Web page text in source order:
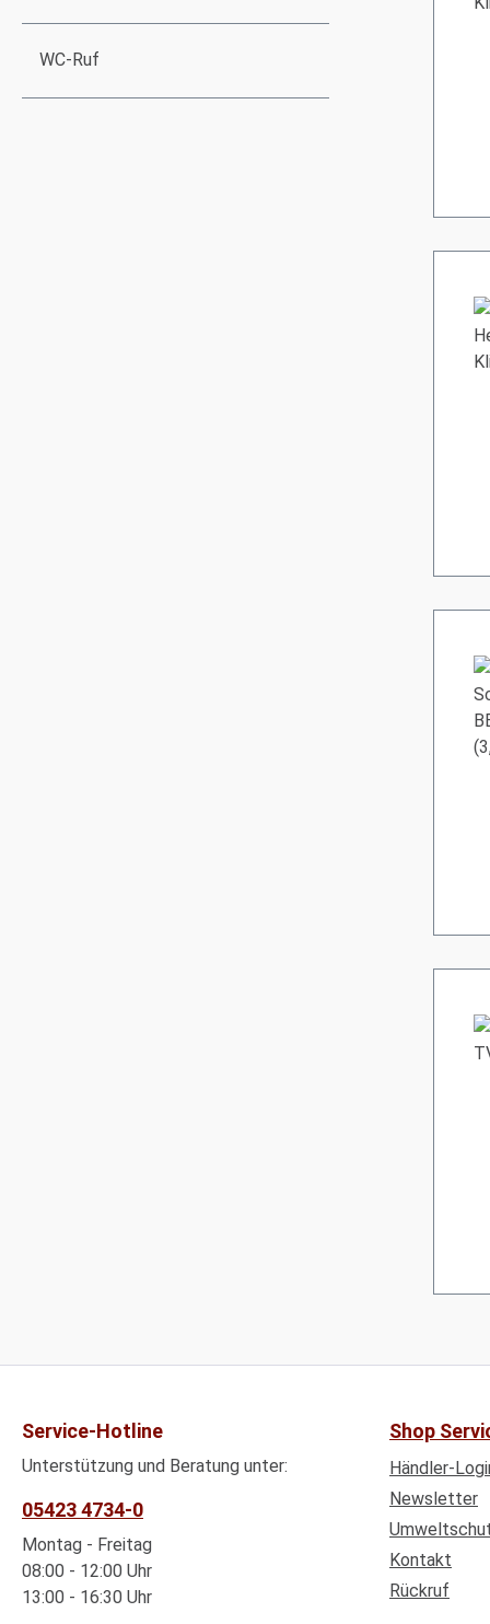
WC-Ruf
Service-Hotline
Unterstützung und Beratung unter:
05423 4734-0
Montag - Freitag
08:00 - 12:00 Uhr
13:00 - 16:30 Uhr
Shop
Händler-
Newsletter
Kontakt
Rückruf